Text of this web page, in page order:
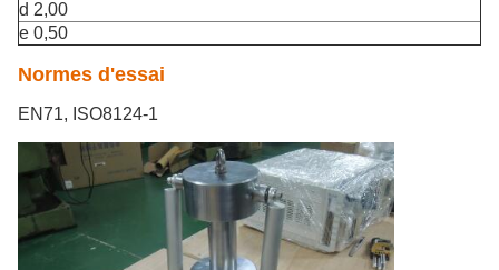
d 2,00
e 0,50
Normes d'essai
EN71, ISO8124-1